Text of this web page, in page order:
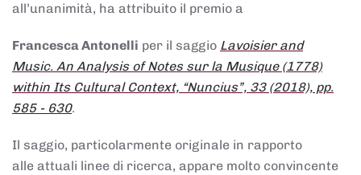
all’unanimità, ha attribuito il premio a
Francesca Antonelli per il saggio Lavoisier and
Music. An Analysis of Notes sur la Musique (1778)
within Its Cultural Context, “Nuncius”, 33 (2018), pp.
585 - 630.
Il saggio, particolarmente originale in rapporto
alle attuali linee di ricerca, appare molto convincente